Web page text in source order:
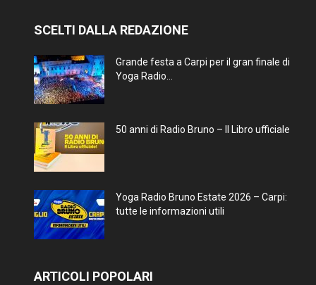
SCELTI DALLA REDAZIONE
Grande festa a Carpi per il gran finale di
Yoga Radio...
50 anni di Radio Bruno – Il Libro ufficiale
Yoga Radio Bruno Estate 2026 – Carpi:
tutte le informazioni utili
ARTICOLI POPOLARI